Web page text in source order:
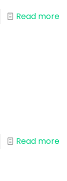
Read more
Read more